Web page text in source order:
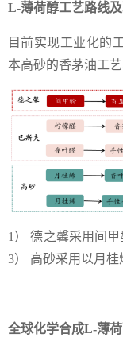
L-薄荷醇工艺路线
目前实现工业化的
本高砂的香茅油工
1） 德之馨采用间
3） 高砂采用以月桂
全球化学合成L-薄